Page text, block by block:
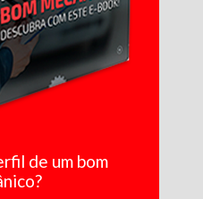
de um bom